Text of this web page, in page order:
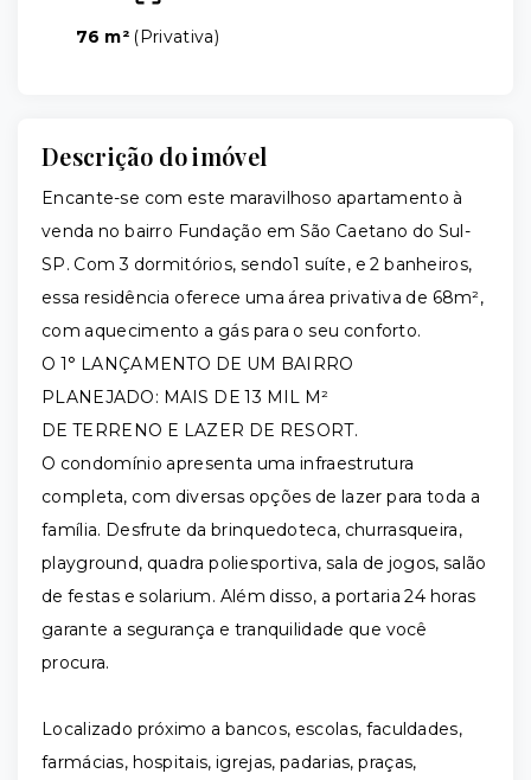
76 m² (Privativa)
Descrição do imóvel
Encante-se com este maravilhoso apartamento à
venda no bairro Fundação em São Caetano do Sul-
SP. Com 3 dormitórios, sendo1 suíte, e 2 banheiros,
essa residência oferece uma área privativa de 68m²,
com aquecimento a gás para o seu conforto.
O 1° LANÇAMENTO DE UM BAIRRO
PLANEJADO: MAIS DE 13 MIL M²
DE TERRENO E LAZER DE RESORT.
O condomínio apresenta uma infraestrutura
completa, com diversas opções de lazer para toda a
família. Desfrute da brinquedoteca, churrasqueira,
playground, quadra poliesportiva, sala de jogos, salão
de festas e solarium. Além disso, a portaria 24 horas
garante a segurança e tranquilidade que você
procura.
Localizado próximo a bancos, escolas, faculdades,
farmácias, hospitais, igrejas, padarias, praças,